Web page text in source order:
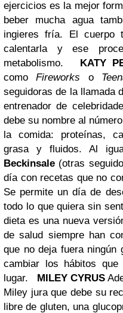
ejercicios es la mejor
beber mucha agua
ingieres fría. El cuerpo
calentarla y ese
metabolismo.
KATY
comoFireworks o
seguidoras de la llamada
entrenador de
debe su nombre al
la comida: proteínas,
grasa y fluidos. Al
Beckinsale (otras
día con recetas que no
Se permite un día de
todo lo que quiera sin
dieta es una nueva
de salud siempre han
que no deja fuera ningún
cambiar los hábitos
lugar.
MILEY CYRUS
Miley jura que debe su
libre de gluten, una